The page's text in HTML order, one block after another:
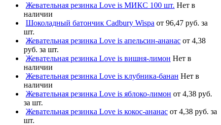
Жевательная резинка Love is МИКС 100 шт. Нет в
наличии
Шоколадный батончик Cadbury Wispa от 96,47 руб. за
шт.
Жевательная резинка Love is апельсин-ананас от 4,38
руб. за шт.
Жевательная резинка Love is вишня-лимон Нет в
наличии
Жевательная резинка Love is клубника-банан Нет в
наличии
Жевательная резинка Love is яблоко-лимон от 4,38 руб.
за шт.
Жевательная резинка Love is кокос-ананас от 4,38 руб. за
шт.